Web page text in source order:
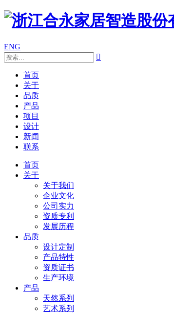
ENG

首页
关于
品质
产品
项目
设计
新闻
联系
首页
关于
关于我们
企业文化
公司实力
资质专利
发展历程
品质
设计定制
产品特性
资质证书
生产环境
产品
天然系列
艺术系列